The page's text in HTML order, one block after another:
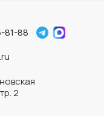
81-88
2